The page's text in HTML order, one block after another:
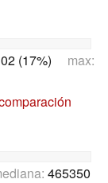
(17%) max:
465350